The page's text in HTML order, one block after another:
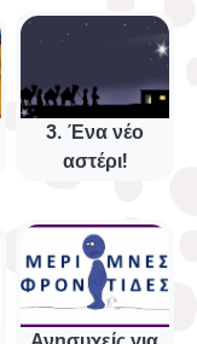
3. Ένα νέο
αστέρι!